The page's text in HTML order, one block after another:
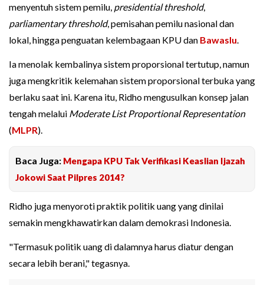
menyentuh sistem pemilu, presidential threshold,
parliamentary threshold, pemisahan pemilu nasional dan
lokal, hingga penguatan kelembagaan KPU dan Bawaslu
Ia menolak kembalinya sistem proporsional tertutup, namun
juga mengkritik kelemahan sistem proporsional terbuka yang
berlaku saat ini. Karena itu, Ridho mengusulkan konsep jalan
tengah melalui Moderate List Proportional Representation
(MLPR).
Baca Juga: Mengapa KPU Tak Verifikasi Keaslian Ijazah
Jokowi Saat Pilpres 2014?
Ridho juga menyoroti praktik politik uang yang dinilai
semakin mengkhawatirkan dalam demokrasi Indonesia.
"Termasuk politik uang di dalamnya harus diatur dengan
secara lebih berani," tegasnya.